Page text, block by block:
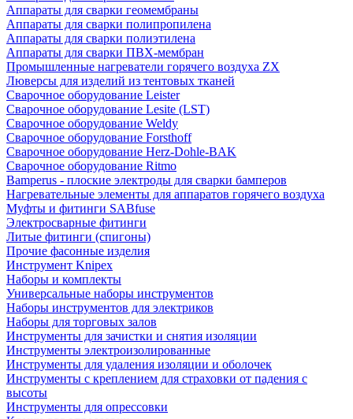
Аппараты для сварки геомембраны
Аппараты для сварки полипропилена
Аппараты для сварки полиэтилена
Аппараты для сварки ПВХ-мембран
Промышленные нагреватели горячего воздуха ZX
Люверсы для изделий из тентовых тканей
Сварочное оборудование Leister
Сварочное оборудование Lesite (LST)
Сварочное оборудование Weldy
Сварочное оборудование Forsthoff
Сварочное оборудование Herz-Dohle-BAK
Сварочное оборудование Ritmo
Bamperus - плоские электроды для сварки бамперов
Нагревательные элементы для аппаратов горячего воздуха
Муфты и фитинги SABfuse
Электросварные фитинги
Литые фитинги (спигоны)
Прочие фасонные изделия
Инструмент Knipex
Наборы и комплекты
Универсальные наборы инструментов
Наборы инструментов для электриков
Наборы для торговых залов
Инструменты для зачистки и снятия изоляции
Инструменты электроизолированные
Инструменты для удаления изоляции и оболочек
Инструменты с креплением для страховки от падения с
высоты
Инструменты для опрессовки